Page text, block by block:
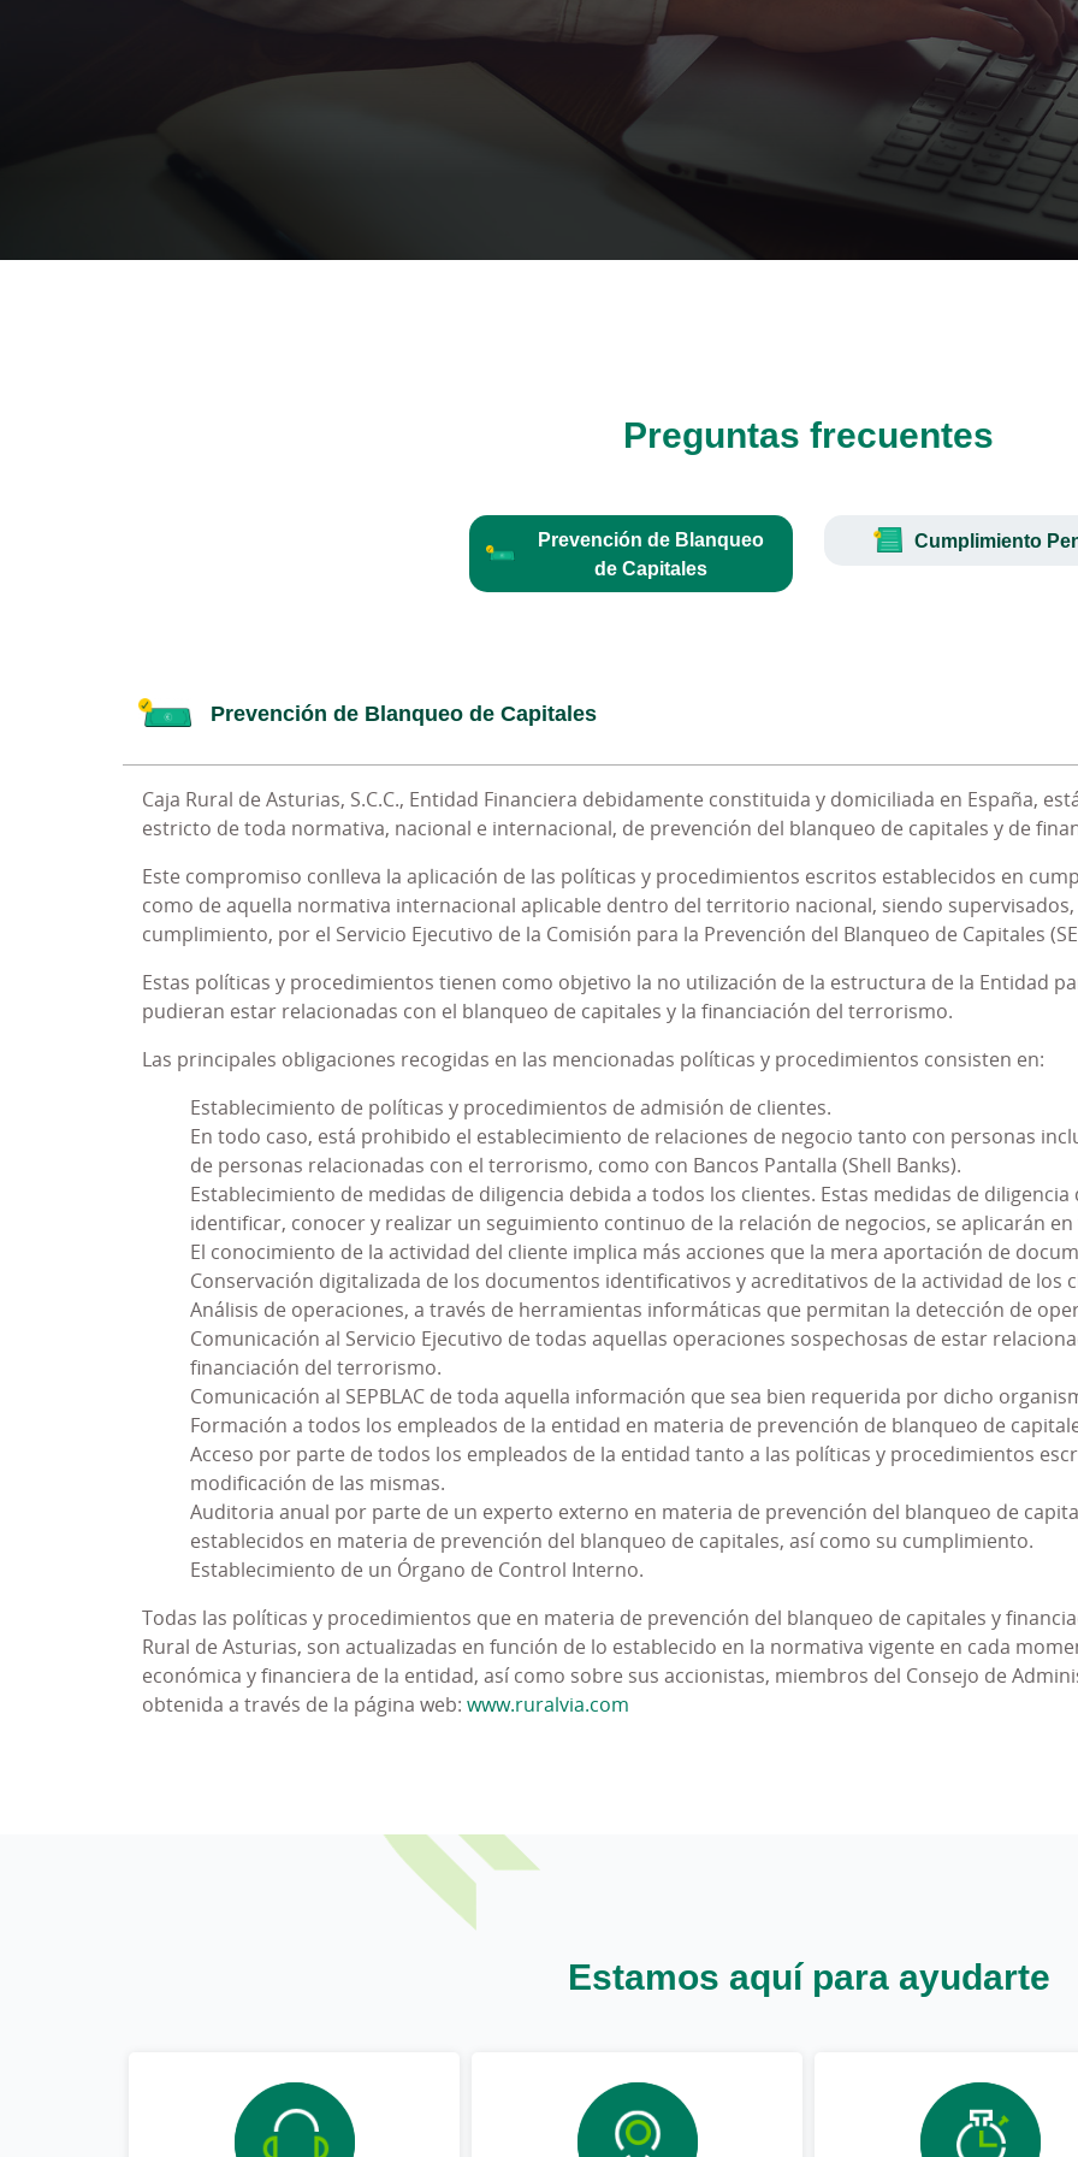
Preguntas frecuentes
Prevención de Blanqueo
de Capitales
Cumplimiento
Prevención de Blanqueo de Capitales
Caja Rural de Asturias, S.C.C., Entidad Financiera debidamente constituida y domiciliada en España,
estricto de toda normativa, nacional e internacional, de prevención del blanqueo de capitales y de
Este compromiso conlleva la aplicación de las políticas y procedimientos escritos establecidos en
como de aquella normativa internacional aplicable dentro del territorio nacional, siendo
cumplimiento, por el Servicio Ejecutivo de la Comisión para la Prevención del Blanqueo de Capitales
Estas políticas y procedimientos tienen como objetivo la no utilización de la estructura de la Entidad
pudieran estar relacionadas con el blanqueo de capitales y la financiación del terrorismo.
Las principales obligaciones recogidas en las mencionadas políticas y procedimientos consisten en:
Establecimiento de políticas y procedimientos de admisión de clientes.
En todo caso, está prohibido el establecimiento de relaciones de negocio tanto con personas
de personas relacionadas con el terrorismo, como con Bancos Pantalla (Shell Banks).
Establecimiento de medidas de diligencia debida a todos los clientes. Estas medidas de
identificar, conocer y realizar un seguimiento continuo de la relación de negocios, se aplicarán
El conocimiento de la actividad del cliente implica más acciones que la mera aportación de
Conservación digitalizada de los documentos identificativos y acreditativos de la actividad de los
Análisis de operaciones, a través de herramientas informáticas que permitan la detección de
Comunicación al Servicio Ejecutivo de todas aquellas operaciones sospechosas de estar
financiación del terrorismo.
Comunicación al SEPBLAC de toda aquella información que sea bien requerida por dicho
Formación a todos los empleados de la entidad en materia de prevención de blanqueo de
Acceso por parte de todos los empleados de la entidad tanto a las políticas y procedimientos
modificación de las mismas.
Auditoria anual por parte de un experto externo en materia de prevención del blanqueo de
establecidos en materia de prevención del blanqueo de capitales, así como su cumplimiento.
Establecimiento de un Órgano de Control Interno.
Todas las políticas y procedimientos que en materia de prevención del blanqueo de capitales y
Rural de Asturias, son actualizadas en función de lo establecido en la normativa vigente en cada
económica y financiera de la entidad, así como sobre sus accionistas, miembros del Consejo de
obtenida a través de la página web: www.ruralvia.com
Cumplimiento Penal
Dentro del compromiso asumido por Caja Rural de Asturias S.C.C. en relación al cumplimiento de la
cobran especial importancia las medidas implantadas por la Entidad, tendentes a evitar la
A estos efectos, el Consejo Rector de Caja Rural de Asturias S.C.C. estableció en el año 2015 un
adelante, el Modelo PRP) que tenía por objeto evitar, o al menos, a mitigar en lo posible, la comisión
participadas.
cultura de cumplimiento que rige las relaciones de negocio de Caja Rural de Asturias S.C.C., basada
la comisión de delitos.
Dentro de las medidas adoptadas como consecuencia del establecimiento del Modelo PRP, se
necesarios para mitigar el riesgo penal, se habilitó un canal de comunicación con el órgano
conductas que pudieran ser constitutivas de delitos y se estableció un procedimiento
incumplimiento de todas las medidas incluidas en el Modelo PRP.
Este Modelo PRP ha ido evolucionando a medida que se han ido produciendo cambios normativos
las revisiones periódicas del mismo. Éstas últimas aconsejaron llevar a cabo determinadas
necesidades de nuestros clientes y a las actividades desarrolladas por la Entidad.
Dando un paso más en esta tarea de alinear la actividad desarrollada por Caja Rural de Asturias
ha considerado conveniente transformar el Modelo PRP de la Entidad, en unSistema de Gestión
contemple los requerimientos exigidos por la legislación penal sino también por lo dispuesto en
Gestión deCompliancePenal.
Sistema de Gestión de Cumplimiento Penales de aplicación a Caja Rural de Asturias S.C.C.
De conformidad con la Norma UNE 19601, el Consejo Rector de Caja Rural de Asturias S.C.C. ha
Actuarconforme a las leyes y normas vigentes, así como al Código de Conducta, a los
procedimientos internos desarrollados.
cultura de cumplimiento y de “tolerancia cero”
funcionamiento eficaz.
consecución de los objetivos
en cuyo ámbito puedan ser cometidos los delitos, analizar los riesgos
internos dirigidos a evitar que las personas bajo el
Asegurar laautoridad, autonomía e independencia del Órgano de Cumplimiento Penalde la
Proporcionarapoyo formativo
continuo a las personas bajo el ámbito de aplicación de la Política.
Estamos aquí para ayudarte